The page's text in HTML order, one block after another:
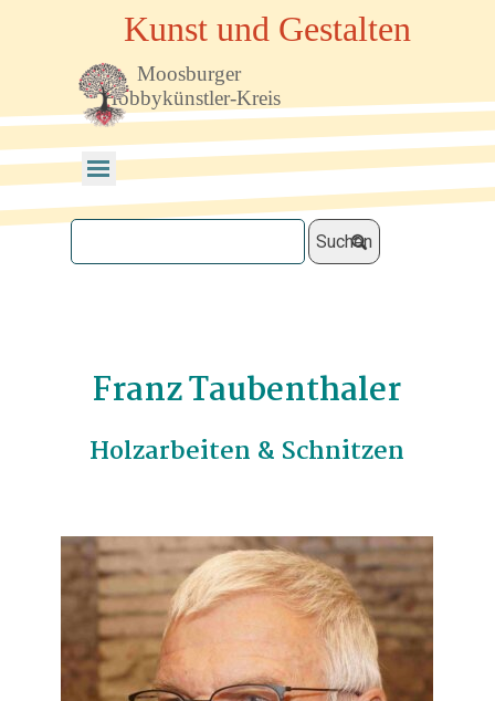
Kunst und Gestalten
Menü überspringen
Moosburger
Hobbykünstler-Kreis
Suchen
Franz Taubenthaler
Holzarbeiten & Schnitzen